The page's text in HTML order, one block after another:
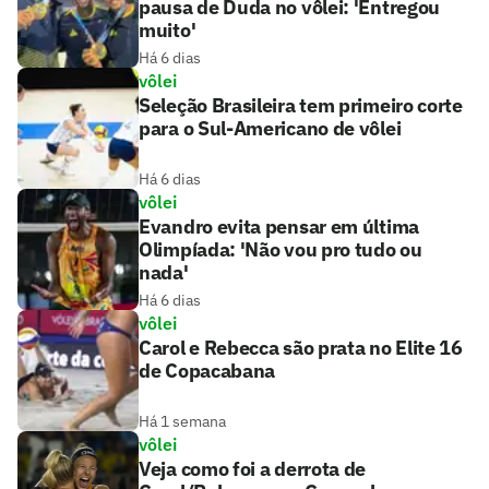
pausa de Duda no vôlei: 'Entregou
muito'
Há 6 dias
vôlei
Seleção Brasileira tem primeiro corte
para o Sul-Americano de vôlei
Há 6 dias
vôlei
Evandro evita pensar em última
Olimpíada: 'Não vou pro tudo ou
nada'
Há 6 dias
vôlei
Carol e Rebecca são prata no Elite 16
de Copacabana
Há 1 semana
vôlei
Veja como foi a derrota de